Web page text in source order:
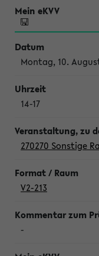
Montag, 10.
14-17
270270 Sonstige
V2-213
-